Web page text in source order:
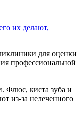
их делают,
для оценки
профессиональной
Флюс, киста зуба и
из-за нелеченного